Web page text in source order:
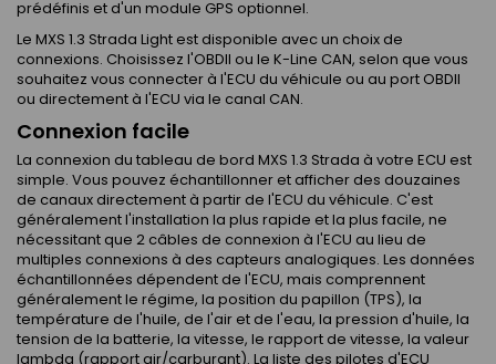
prédéfinis et d'un module GPS optionnel.
Le MXS 1.3 Strada Light est disponible avec un choix de
connexions. Choisissez l'OBDII ou le K-Line CAN, selon que vous
souhaitez vous connecter à l'ECU du véhicule ou au port OBDII
ou directement à l'ECU via le canal CAN.
Connexion facile
La connexion du tableau de bord MXS 1.3 Strada à votre ECU est
simple. Vous pouvez échantillonner et afficher des douzaines
de canaux directement à partir de l'ECU du véhicule. C'est
généralement l'installation la plus rapide et la plus facile, ne
nécessitant que 2 câbles de connexion à l'ECU au lieu de
multiples connexions à des capteurs analogiques. Les données
échantillonnées dépendent de l'ECU, mais comprennent
généralement le régime, la position du papillon (TPS), la
température de l'huile, de l'air et de l'eau, la pression d'huile, la
tension de la batterie, la vitesse, le rapport de vitesse, la valeur
lambda (rapport air/carburant). La liste des pilotes d'ECU